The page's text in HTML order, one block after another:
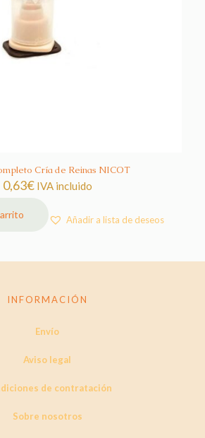
Cría de Reinas NICOT
0,63€ IVA incluido
Añadir a lista de deseos
INFORMACIÓN
Envío
Aviso legal
de contratación
Sobre nosotros